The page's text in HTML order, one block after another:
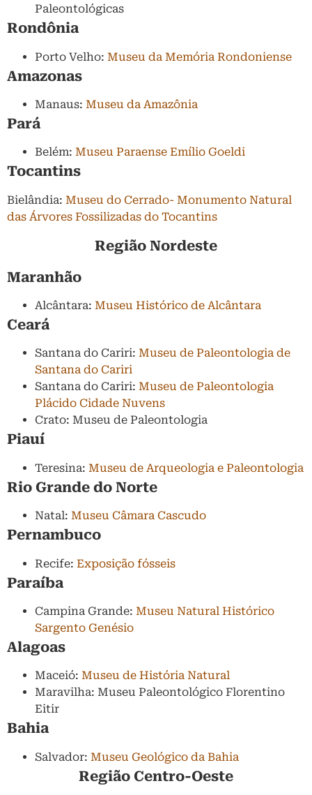
Paleontológicas
Rondônia
Porto Velho: Museu da Memória Rondoniense
Amazonas
Manaus: Museu da Amazônia
Pará
Belém: Museu Paraense Emílio Goeldi
Tocantins
Bielândia: Museu do Cerrado- Monumento Natural
das Árvores Fossilizadas do Tocantins
Região Nordeste
Maranhão
Alcântara: Museu Histórico de Alcântara
Ceará
Santana do Cariri: Museu de Paleontologia de
Santana do Cariri
Santana do Cariri: Museu de Paleontologia
Plácido Cidade Nuvens
Crato: Museu de Paleontologia
Piauí
Teresina: Museu de Arqueologia e Paleontologia
Rio Grande do Norte
Natal: Museu Câmara Cascudo
Pernambuco
Recife: Exposição fósseis
Paraíba
Campina Grande: Museu Natural Histórico
Sargento Genésio
Alagoas
Maceió: Museu de História Natural
Maravilha: Museu Paleontológico Florentino
Eitir
Bahia
Salvador: Museu Geológico da Bahia
Região Centro-Oeste